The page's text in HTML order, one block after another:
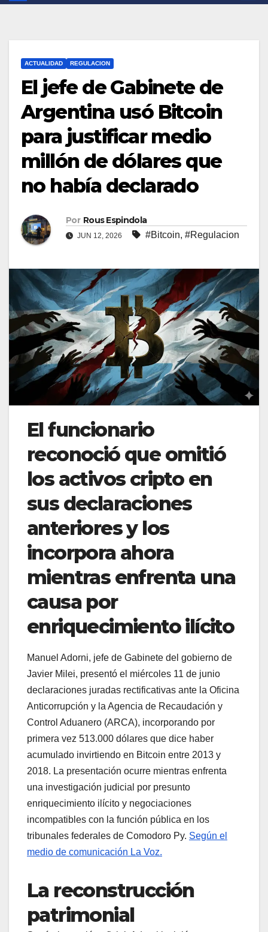
ACTUALIDAD REGULACION
El jefe de Gabinete de
Argentina usó Bitcoin
para justificar medio
millón de dólares que
no había declarado
Por Rous Espindola
JUN 12, 2026 #Bitcoin, #Regulacion
El funcionario
reconoció que omitió
los activos cripto en
sus declaraciones
anteriores y los
incorpora ahora
mientras enfrenta una
causa por
enriquecimiento ilícito
Manuel Adorni, jefe de Gabinete del gobierno de
Javier Milei, presentó el miércoles 11 de junio
declaraciones juradas rectificativas ante la Oficina
Anticorrupción y la Agencia de Recaudación y
Control Aduanero (ARCA), incorporando por
primera vez 513.000 dólares que dice haber
acumulado invirtiendo en Bitcoin entre 2013 y
2018. La presentación ocurre mientras enfrenta
una investigación judicial por presunto
enriquecimiento ilícito y negociaciones
incompatibles con la función pública en los
tribunales federales de Comodoro Py. Según el
medio de comunicación La Voz.
La reconstrucción
patrimonial